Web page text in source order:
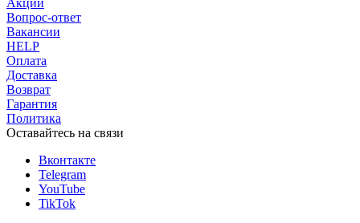
Акции
Вопрос-ответ
Вакансии
HELP
Оплата
Доставка
Возврат
Гарантия
Политика
Оставайтесь на связи
Вконтакте
Telegram
YouTube
TikTok